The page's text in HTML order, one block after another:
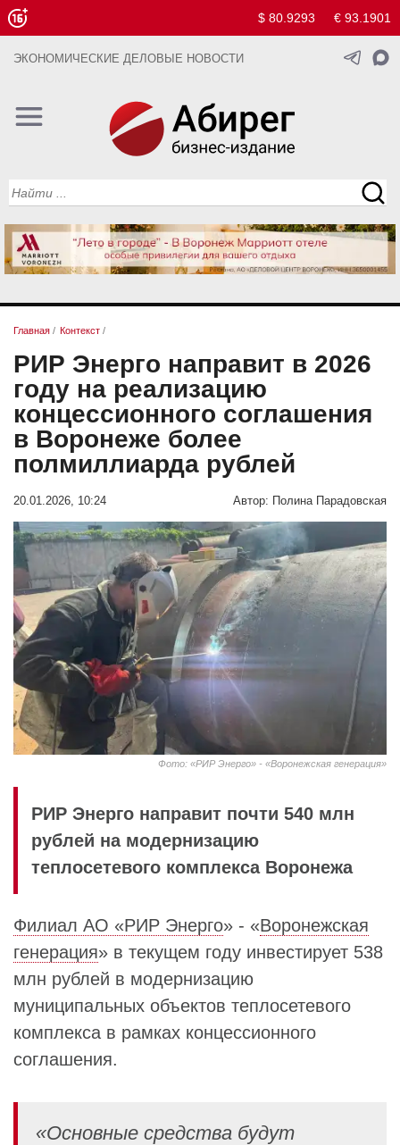
$ 80.9293 € 93.1901
ЭКОНОМИЧЕСКИЕ ДЕЛОВЫЕ НОВОСТИ
Главная / Контекст /
РИР Энерго направит в 2026
году на реализацию
концессионного соглашения
в Воронеже более
полмиллиарда рублей
20.01.2026, 10:24 Автор: Полина Парадовская
Фото: «РИР Энерго» - «Воронежская генерация»
РИР Энерго направит почти 540 млн
рублей на модернизацию
теплосетевого комплекса Воронежа
Филиал АО «РИР Энерго» - «Воронежская
генерация» в текущем году инвестирует 538
млн рублей в модернизацию
муниципальных объектов теплосетевого
комплекса в рамках концессионного
соглашения.
«Основные средства будут